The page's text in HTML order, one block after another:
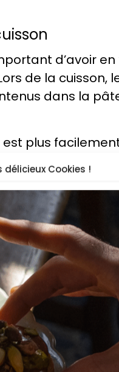
délicieux Cookies !
d’avoir en
de la cuisson,
dans la
est plus
plus